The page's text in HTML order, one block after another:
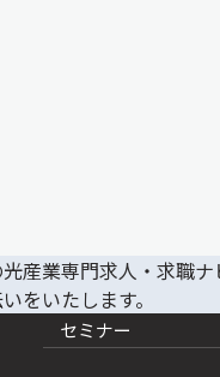
セミナー